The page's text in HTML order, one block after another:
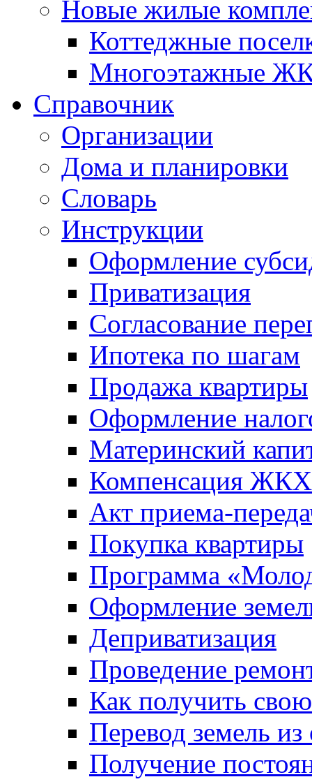
Новые жилые
Коттеджные
Многоэтажные
Справочник
Организации
Дома и планировки
Словарь
Инструкции
Оформление
Приватизация
Согласование
Ипотека по шагам
Продажа квартиры
Оформление
Материнский
Компенсация ЖКХ
Акт приема-
Покупка квартиры
Программа
Оформление
Деприватизация
Проведение
Как получить
Перевод земель
Получение